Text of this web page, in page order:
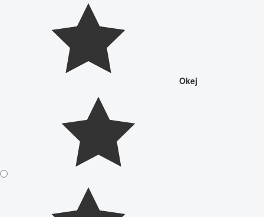
Okej